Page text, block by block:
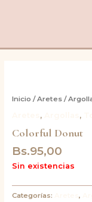
Inicio /Aretes/
, ,
Colorful Donut
Bs.95,00
Sin existencias
Categorías: ,